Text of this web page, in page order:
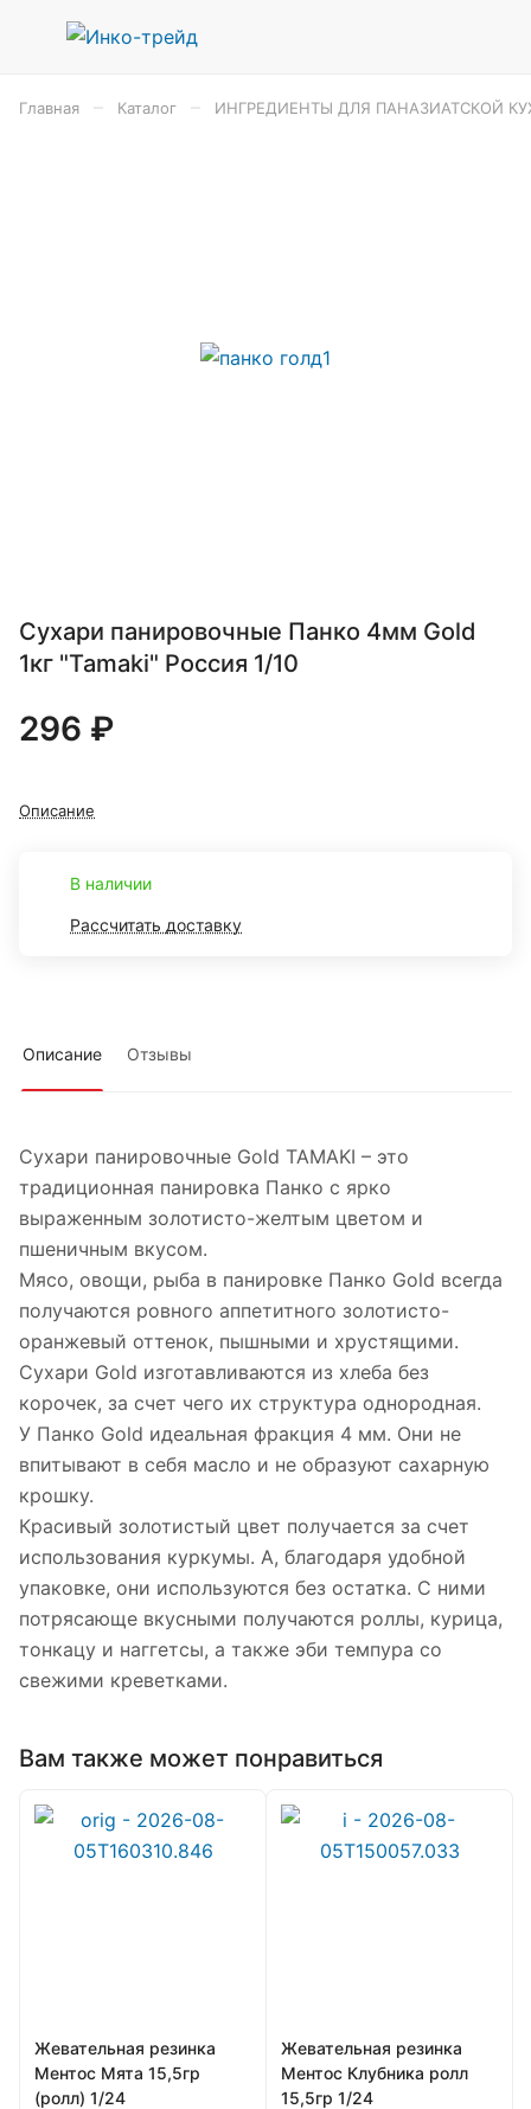
Главная Каталог ИНГРЕДИЕНТЫ ДЛЯ ПАНАЗИАТСКОЙ
Сухари панировочные Панко 4мм Gold
1кг "Tamaki" Россия 1/10
296 ₽
Описание
В наличии
Рассчитать доставку
Описание Отзывы
Сухари панировочные Gold TAMAKI – это
традиционная панировка Панко с ярко
выраженным золотисто-желтым цветом и
пшеничным вкусом.
Мясо, овощи, рыба в панировке Панко Gold всегда
получаются ровного аппетитного золотисто-
оранжевый оттенок, пышными и хрустящими.
Сухари Gold изготавливаются из хлеба без
корочек, за счет чего их структура однородная.
У Панко Gold идеальная фракция 4 мм. Они не
впитывают в себя масло и не образуют сахарную
крошку.
Красивый золотистый цвет получается за счет
использования куркумы. А, благодаря удобной
упаковке, они используются без остатка. С ними
потрясающе вкусными получаются роллы, курица,
тонкацу и наггетсы, а также эби темпура со
свежими креветками.
Вам также может понравиться
Жевательная резинка
Ментос Мята 15,5гр
(ролл) 1/24
Жевательная резинка
Ментос Клубника ролл
15,5гр 1/24